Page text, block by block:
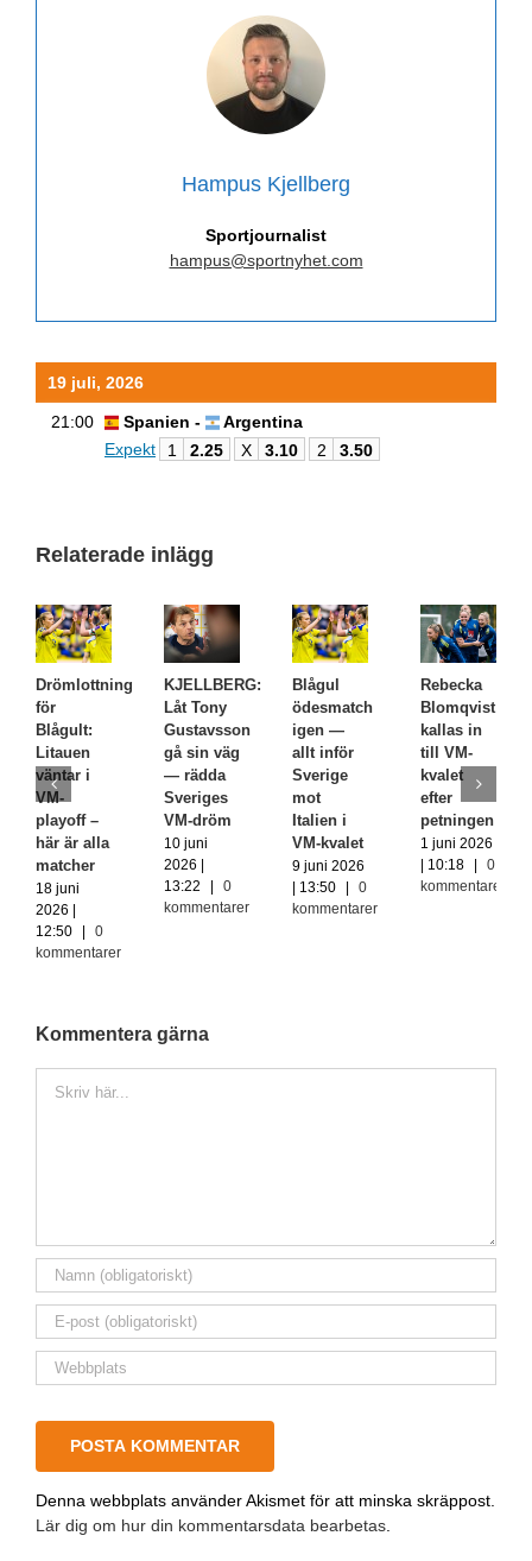
Hampus Kjellberg
Sportjournalist
hampus@sportnyhet.com
19 juli, 2026
21:00 Spanien -
Argentina
Expekt
1 2.25 X 3.10 2 3.50
Relaterade inlägg
Drömlottning
för
Blågult:
Litauen
väntar i
VM-
playoff –
här är alla
matcher
18 juni
2026 |
12:50
0
kommentarer
KJELLBERG:
Låt Tony
Gustavsson
gå sin väg
— rädda
Sveriges
VM-dröm
10 juni
2026 |
13:22
0
kommentarer
Blågul
ödesmatch
igen —
allt inför
Sverige
mot
Italien i
VM-kvalet
9 juni 2026
| 13:50
0
kommentarer
Rebecka
Blomqvist
kallas in
till VM-
kvalet
efter
petningen
1 juni 2026
| 10:18
0
kommentarer
Kommentera gärna
Denna webbplats använder Akismet för att minska skräppost.
Lär dig om hur din kommentarsdata bearbetas.